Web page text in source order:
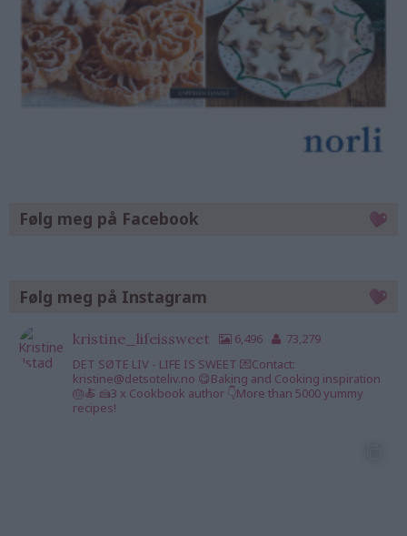
Følg meg på Facebook
Følg meg på Instagram
kristine_lifeissweet 6,496
73,279
DET SØTE LIV - LIFE IS SWEET 💌Contact:
kristine@detsoteliv.no 😋Baking and Cooking inspiration
🎂🍝 🍰3 x Cookbook author 👇More than 5000 yummy
recipes!